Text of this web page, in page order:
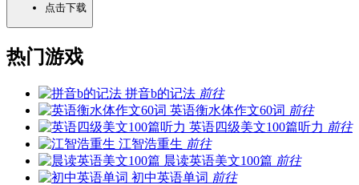
点击下载
热门游戏
拼音b的记法 前往
英语衡水体作文60词 前往
英语四级美文100篇听力 前往
江智浩重生 前往
晨读英语美文100篇 前往
初中英语单词 前往